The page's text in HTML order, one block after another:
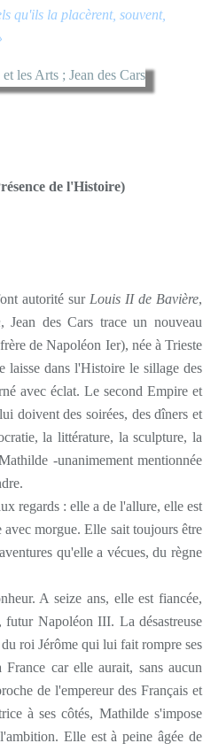
qu'ils la placèrent, souvent,
de l'Histoire)
autorité sur Louis II de Bavière,
, Jean des Cars trace un nouveau
de Napoléon Ier), née à Trieste
laisse dans l'Histoire le sillage des
avec éclat. Le second Empire et
doivent des soirées, des dîners et
la littérature, la sculpture, la
-unanimement mentionnée
regards : elle a de l'allure, elle est
morgue. Elle sait toujours être
qu'elle a vécues, du règne
A seize ans, elle est fiancée,
Napoléon III. La désastreuse
roi Jérôme qui lui fait rompre ses
car elle aurait, sans aucun
de l'empereur des Français et
à ses côtés, Mathilde s'impose
Elle est à peine âgée de